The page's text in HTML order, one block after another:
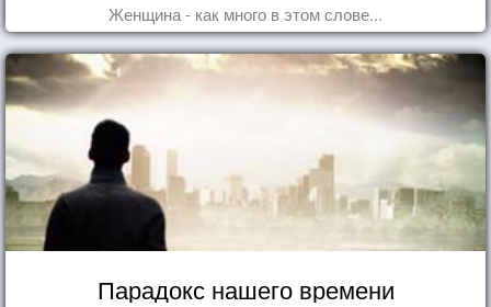
Женщина - как много в этом слове...
Парадокс нашего времени